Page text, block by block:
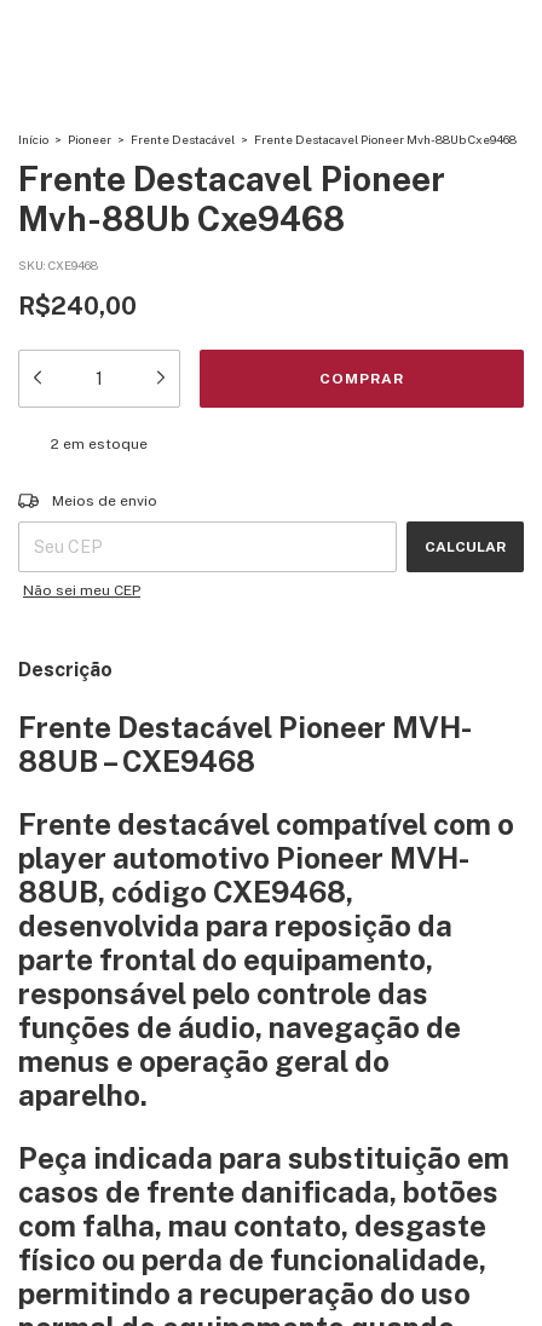
Início > Pioneer > Frente Destacável > Frente Destacavel Pioneer Mvh-88Ub Cxe9468
Frente Destacavel Pioneer
Mvh-88Ub Cxe9468
SKU: CXE9468
R$240,00
2 em estoque
Entregas para o CEP:
Meios de envio
CALCULAR
Não sei meu CEP
Descrição
Frente Destacável Pioneer MVH-
88UB – CXE9468
Frente destacável compatível com o
player automotivo Pioneer MVH-
88UB, código CXE9468,
desenvolvida para reposição da
parte frontal do equipamento,
responsável pelo controle das
funções de áudio, navegação de
menus e operação geral do
aparelho.
Peça indicada para substituição em
casos de frente danificada, botões
com falha, mau contato, desgaste
físico ou perda de funcionalidade,
permitindo a recuperação do uso